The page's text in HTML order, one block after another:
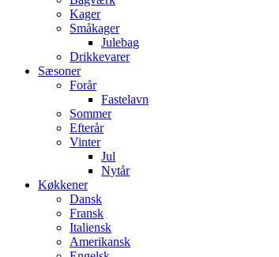
Kager
Småkager
Julebag
Drikkevarer
Sæsoner
Forår
Fastelavn
Sommer
Efterår
Vinter
Jul
Nytår
Køkkener
Dansk
Fransk
Italiensk
Amerikansk